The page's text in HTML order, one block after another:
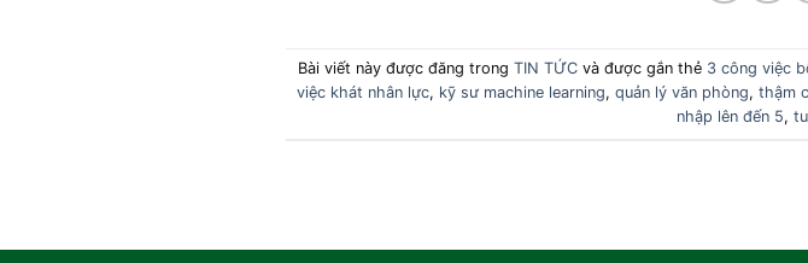
Bài viết này được đăng trong TIN TỨC và được gắn thẻ 3 công việc
việc khát nhân lực, kỹ sư machine learning, quản lý văn phòng, thậm
nhập lên đến 5,